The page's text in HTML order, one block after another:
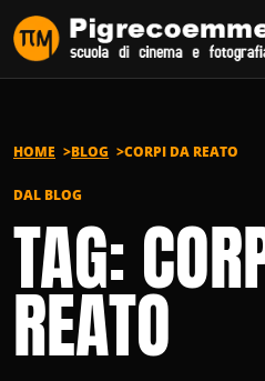
Vai al contenuto
HOME BLOG CORPI DA REATO
DAL BLOG
TAG:
REATO